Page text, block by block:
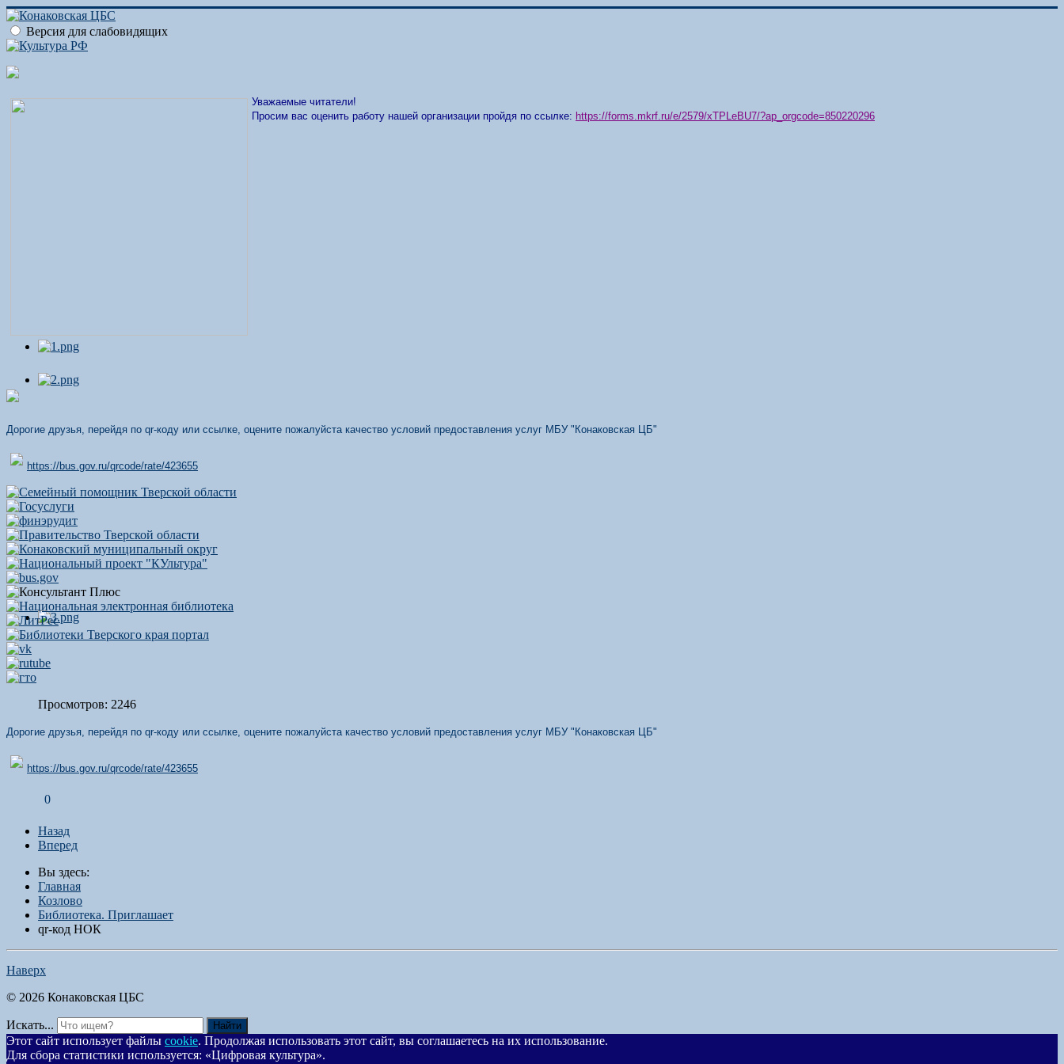
Версия для слабовидящих
Уважаемые читатели!
Просим вас оценить работу нашей организации пройдя по ссылке: https://forms.mkrf.ru/e/2579/xTPLeBU7/?ap_orgcode=850220296
Дорогие друзья, перейдя по qr-коду или ссылке, оцените пожалуйста качество условий предоставления услуг МБУ "Конаковская ЦБ"
https://bus.gov.ru/qrcode/rate/423655
Просмотров: 2246
Дорогие друзья, перейдя по qr-коду или ссылке, оцените пожалуйста качество условий предоставления услуг МБУ "Конаковская ЦБ"
https://bus.gov.ru/qrcode/rate/423655
0
Назад
Вперед
Вы здесь:
Главная
Козлово
Библиотека. Приглашает
qr-код НОК
Наверх
© 2026 Конаковская ЦБС
Искать... Найти
Этот сайт использует файлы cookie. Продолжая использовать этот сайт, вы соглашаетесь на их использование.
Для сбора статистики используется: «Цифровая культура».